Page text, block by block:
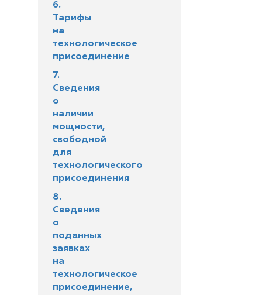
6.
Тарифы
на
технологическое
присоединение
7.
Сведения
о
наличии
мощности,
свободной
для
технологического
присоединения
8.
Сведения
о
поданных
заявках
на
технологическое
присоединение,